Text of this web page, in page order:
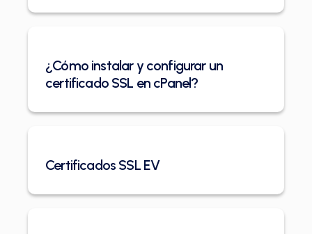
¿Cómo instalar y configurar un
certificado SSL en cPanel?
Certificados SSL EV